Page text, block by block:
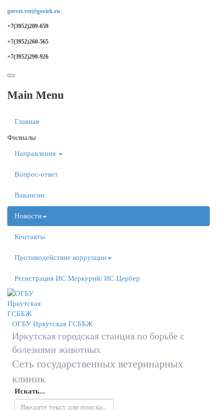
gorvet.vet@govirk.ru
+7(3952)209-659
+7(3952)260-565
+7(3952)290-926
Main Menu
Главная
Филиалы
Направления
Вопрос-ответ
Вакансии
Новости
Контакты
Противодействие коррупции
Регистрация ИС Меркурий/ ИС Цербер
ОГБУ Иркутская ГСББЖ
Иркутская городская станция по борьбе с
болезнями животных
Сеть государственных ветеринарных
клиник
Искать...